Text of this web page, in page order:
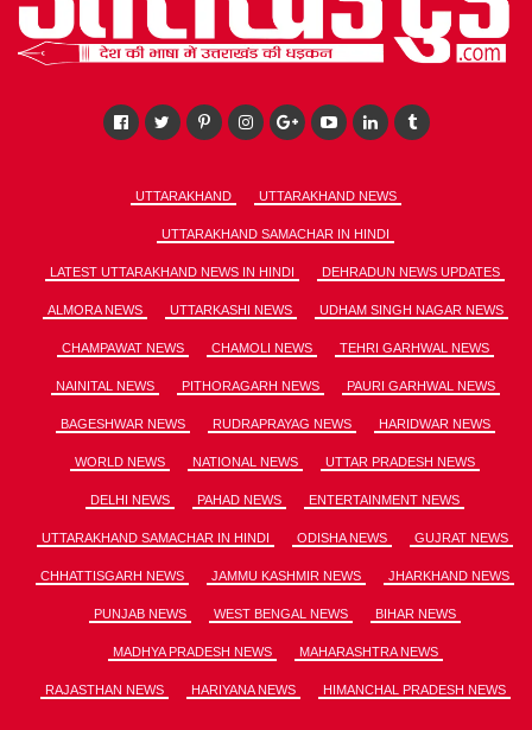
UTTARAKHAND UTTARAKHAND NEWS
UTTARAKHAND SAMACHAR IN HINDI
LATEST UTTARAKHAND NEWS IN HINDI DEHRADUN NEWS UPDATES
ALMORA NEWS UTTARKASHI NEWS UDHAM SINGH NAGAR NEWS
CHAMPAWAT NEWS CHAMOLI NEWS TEHRI GARHWAL NEWS
NAINITAL NEWS PITHORAGARH NEWS PAURI GARHWAL NEWS
BAGESHWAR NEWS RUDRAPRAYAG NEWS HARIDWAR NEWS
WORLD NEWS NATIONAL NEWS UTTAR PRADESH NEWS
DELHI NEWS PAHAD NEWS ENTERTAINMENT NEWS
UTTARAKHAND SAMACHAR IN HINDI ODISHA NEWS GUJRAT NEWS
CHHATTISGARH NEWS JAMMU KASHMIR NEWS JHARKHAND NEWS
PUNJAB NEWS WEST BENGAL NEWS BIHAR NEWS
MADHYA PRADESH NEWS MAHARASHTRA NEWS
RAJASTHAN NEWS HARIYANA NEWS HIMANCHAL PRADESH NEWS